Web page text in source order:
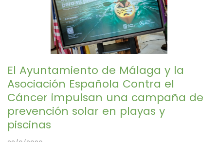
El Ayuntamiento de Málaga y la
Asociación Española Contra el
Cáncer impulsan una campaña de
prevención solar en playas y
piscinas